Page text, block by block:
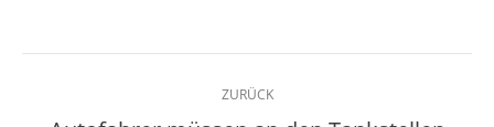
Kommentarnavigation
ZURÜCK